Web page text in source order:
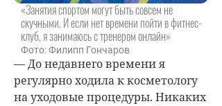
«Занятия спортом могут быть совсем не
скучными. И если нет времени пойти в фитнес-
клуб, я занимаюсь с тренером онлайн»
Фото: Филипп Гончаров
— До недавнего времени я
регулярно ходила к косметологу
на уходовые процедуры. Никаких